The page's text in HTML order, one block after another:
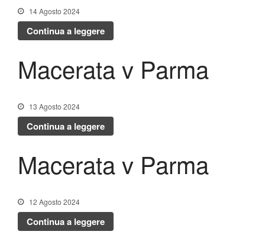
14 Agosto 2024
Continua a leggere
Macerata v Parma
13 Agosto 2024
Continua a leggere
Macerata v Parma
12 Agosto 2024
Continua a leggere